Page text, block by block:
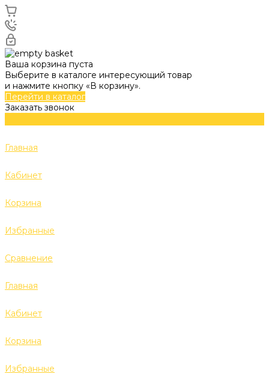
Ваша корзина пуста
Выберите в каталоге интересующий товар
и нажмите кнопку «В корзину».
Перейти в каталог
Заказать звонок
Главная
Кабинет
Корзина
Избранные
Сравнение
Главная
Кабинет
Корзина
Избранные